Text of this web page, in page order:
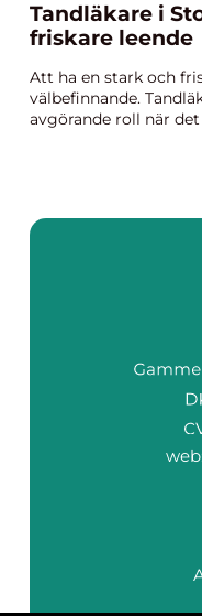
Tandläkare i
friskare leende
Att ha en stark och
välbefinnande.
avgörande roll när